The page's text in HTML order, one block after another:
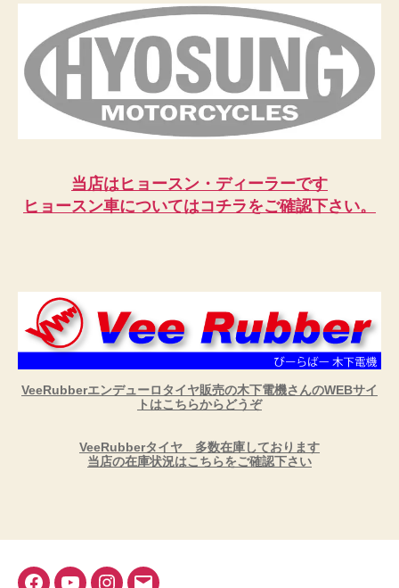
当店はヒョースン・ディーラーです
ヒョースン車についてはコチラをご確認下さい。
VeeRubberエンデューロタイヤ販売の木下電機さんのWEBサイ
トはこちらからどうぞ
VeeRubberタイヤ 多数在庫しております
当店の在庫状況はこちらをご確認下さい